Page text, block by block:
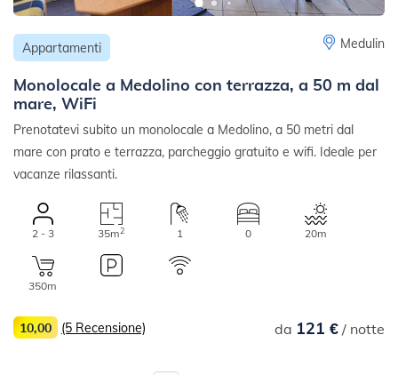
Appartamenti Medulin
Monolocale a Medolino con terrazza, a 50 m dal
mare, WiFi
Prenotatevi subito un monolocale a Medolino, a 50 metri dal
mare con prato e terrazza, parcheggio gratuito e wifi. Ideale per
vacanze rilassanti.
2 - 3 35m2 1 0 20m
350m
da 121 €/ notte
10,00 (5 Recensione)